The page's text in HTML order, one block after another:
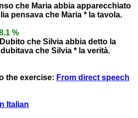
che Maria abbia apparecchiato
pensava che Maria * la tavola.
%
che Silvia abbia detto la
che Silvia * la verità.
the exercise: From direct speech
Italian